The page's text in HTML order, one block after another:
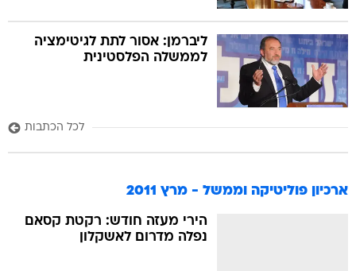
ליברמן: אסור לתת לגיטימציה
לממשלה הפלסטינית
לכל הכתבות
ארכיון פוליטיקה וממשל - מרץ 2011
הירי מעזה חודש: רקטת קסאם
נפלה מדרום לאשקלון